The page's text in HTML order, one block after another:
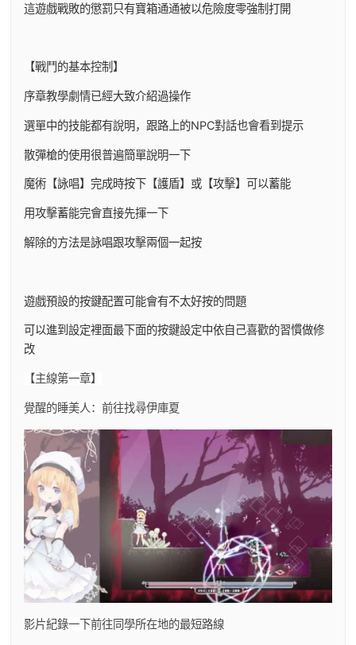
這遊戲戰敗的懲罰只有寶箱通通被以危險度零強制打開
【戰鬥的基本控制】
序章教學劇情已經大致介紹過操作
選單中的技能都有說明，跟路上的NPC對話也會看到提示
散彈槍的使用很普遍簡單說明一下
魔術【詠唱】完成時按下【護盾】或【攻擊】可以蓄能
用攻擊蓄能完會直接先揮一下
解除的方法是詠唱跟攻擊兩個一起按
遊戲預設的按鍵配置可能會有不太好按的問題
可以進到設定裡面最下面的按鍵設定中依自己喜歡的習慣做修
改
【主線第一章】
覺醒的睡美人：前往找尋伊庫夏
影片紀錄一下前往同學所在地的最短路線